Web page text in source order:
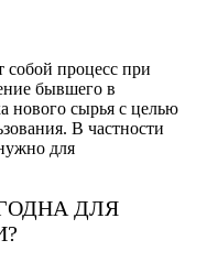
собой процесс при
бывшего в
нового сырья с целью
В частности
для
ДЛЯ